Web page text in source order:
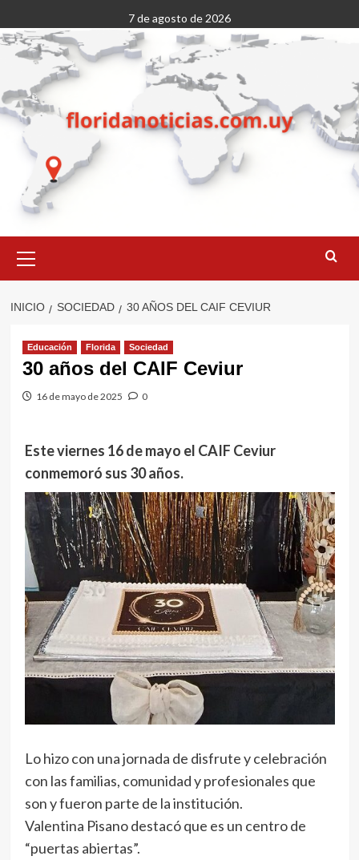
al
contenido
7 de agosto de 2026
primario
INICIO SOCIEDAD 30 AÑOS DEL CAIF CEVIUR
Educación Florida Sociedad
30 años del CAIF Ceviur
16 de mayo de 2025 0
Este viernes 16 de mayo el CAIF Ceviur
conmemoró sus 30 años.
Lo hizo con una jornada de disfrute y celebración
con las familias, comunidad y profesionales que
son y fueron parte de la institución.
Valentina Pisano destacó que es un centro de
“puertas abiertas”.